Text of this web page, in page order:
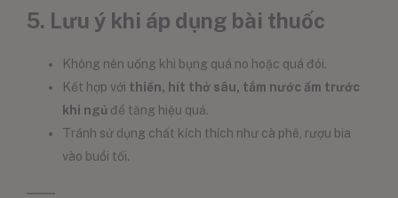
5. Lưu ý khi áp dụng bài thuốc
Không nên uống khi bụng quá no hoặc quá đói.
Kết hợp với thiền, hít thở sâu, tắm nước ấm trước
khi ngủ để tăng hiệu quả.
Tránh sử dụng chất kích thích như cà phê, rượu bia
vào buổi tối.